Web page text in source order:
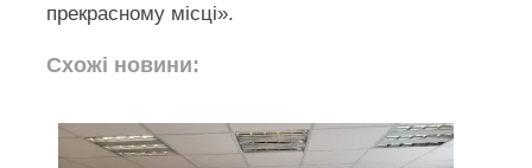
прекрасному місці».
Схожі новини: